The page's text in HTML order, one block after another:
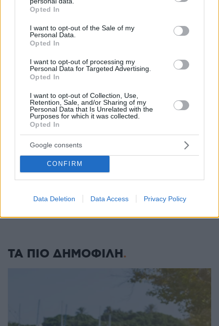
grant or deny consent to Google and its third-party tags to
use your data for below specified purposes in below Google
consent section.
Opted In
I want to opt-out of the Sale of my
Personal Data.
Opted In
I want to opt-out of processing my
Personal Data for Targeted Advertising.
Opted In
I want to opt-out of Collection, Use,
Retention, Sale, and/or Sharing of my
Personal Data that Is Unrelated with the
Purposes for which it was collected.
Opted In
Google consents
CONFIRM
Data Deletion Data Access Privacy Policy
καριόκα της Βόρειας Ελλάδας
πριν 20 λεπτά
σύγκρουσης στις ΗΠΑ - Η απρόσμενη συμμαχία δεξιάς
και αριστεράς απέναντι στην AI
πριν 22 λεπτά
Πόσο κακό κάνουν οι σαγιονάρες στα πόδια; Η
απάντηση μιας ποδίατρου
«Πίστευα ότι στα 40 η ζωή μου θα έχει μπει σε τάξη.
Δεν έχει και δεν πειράζει»
πριν 38 λεπτά
Η ανάρτηση της Μαρίας Κίτσου για τα γενέθλιά της και
το «ευχαριστώ» στους συνεργάτες της
πριν 38 λεπτά
ΤΑ ΠΙΟ ΔΗΜΟΦΙΛΗ